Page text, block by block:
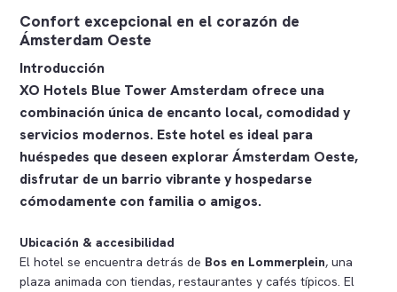
Confort excepcional en el corazón de
Ámsterdam Oeste
Introducción
XO Hotels Blue Tower Amsterdam ofrece una
combinación única de encanto local, comodidad y
servicios modernos. Este hotel es ideal para
huéspedes que deseen explorar Ámsterdam Oeste,
disfrutar de un barrio vibrante y hospedarse
cómodamente con familia o amigos.
Ubicación & accesibilidad
El hotel se encuentra detrás de Bos en Lommerplein, una
plaza animada con tiendas, restaurantes y cafés típicos. El